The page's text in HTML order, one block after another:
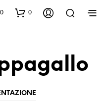
0 0